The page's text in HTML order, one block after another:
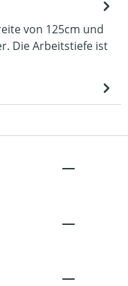
von 125cm und
Die Arbeitstiefe ist